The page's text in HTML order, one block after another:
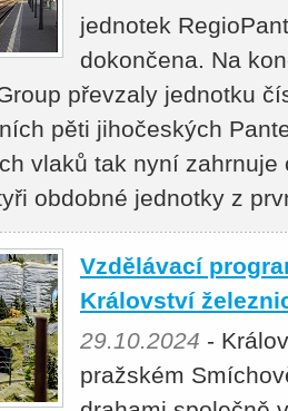
jednotek
dokončena. Na
převzaly jednotku
pěti jihočeských
vlaků tak nyní zahrnuje
obdobné jednotky z
Vzdělávací
Království
29.10.2024 -
pražském